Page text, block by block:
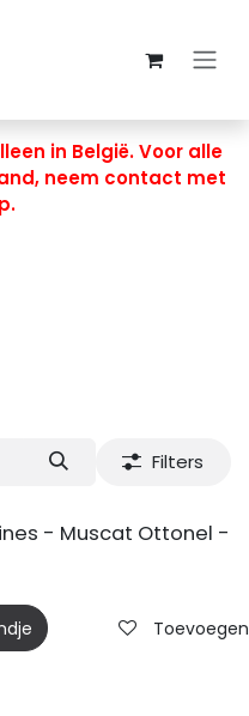
in België. Voor alle
neem contact met
Filters
- Muscat Ottonel -